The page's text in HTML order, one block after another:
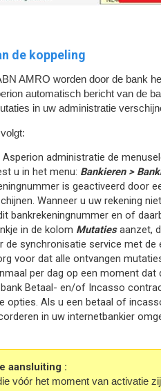
de koppeling
AMRO worden door de bank
automatisch bericht van de
in uw administratie
Asperion administratie de
u in het menu: Bankieren >
is geactiveerd door
Wanneer u uw rekening
bankrekeningnummer en of
in de kolom Mutatiesaanzet,
de synchronisatie service met
voor dat alle ontvangen
per dag op een moment
bank Betaal- en/of Incasso
opties. Als u een betaal of
in uw internetbankier
aansluiting :
vóór het moment van activatie